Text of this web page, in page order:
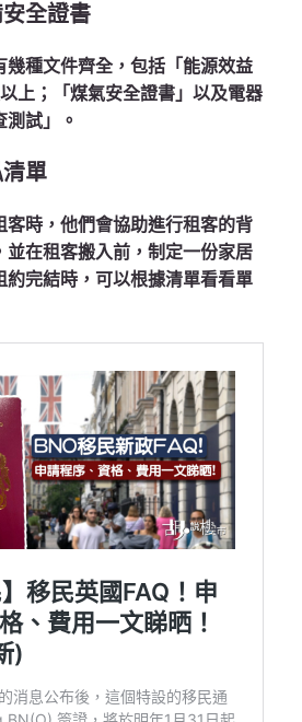
全證書
幾種文件齊全，包括「能源效益
上；「煤氣安全證書」以及電器
試」。
單
客時，他們會協助進行租客的背
並在租客搬入前，制定一份家居
約完結時，可以根據清單看看單